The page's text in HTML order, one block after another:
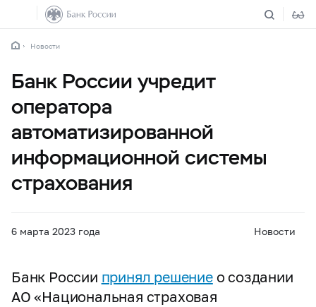
Новости
Банк России учредит
оператора
автоматизированной
информационной системы
страхования
6 марта 2023 года Новости
Банк России принял решениео создании
АО «Национальная страховая